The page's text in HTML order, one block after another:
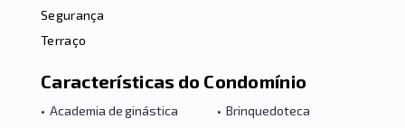
Segurança
Terraço
Características do Condomínio
• Academia de ginástica • Brinquedoteca